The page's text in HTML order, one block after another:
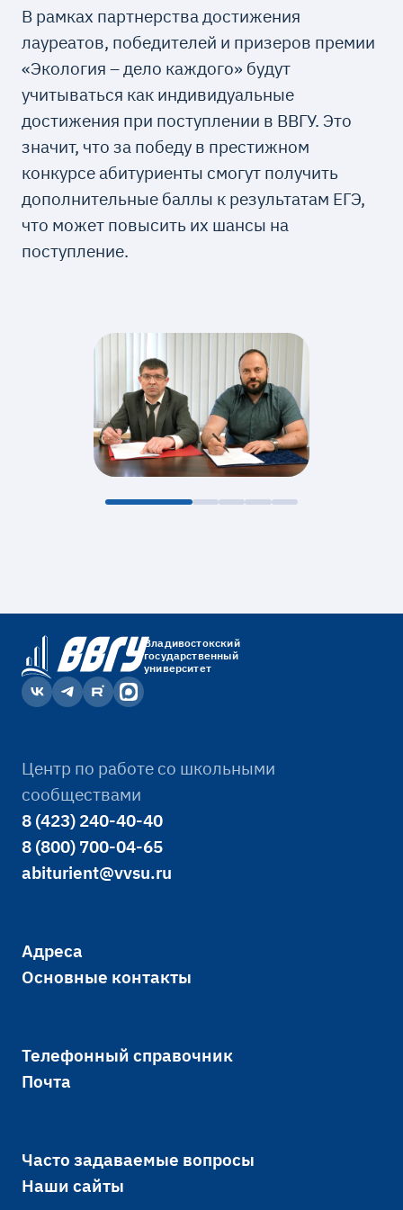
В рамках партнерства достижения
лауреатов, победителей и призеров премии
«Экология – дело каждого» будут
учитываться как индивидуальные
достижения при поступлении в ВВГУ. Это
значит, что за победу в престижном
конкурсе абитуриенты смогут получить
дополнительные баллы к результатам ЕГЭ,
что может повысить их шансы на
поступление.
Владивостокский
государственный
университет
Центр по работе со школьными
сообществами
8 (423) 240-40-40
8 (800) 700-04-65
abiturient@vvsu.ru
Адреса
Основные контакты
Телефонный справочник
Почта
Часто задаваемые вопросы
Наши сайты